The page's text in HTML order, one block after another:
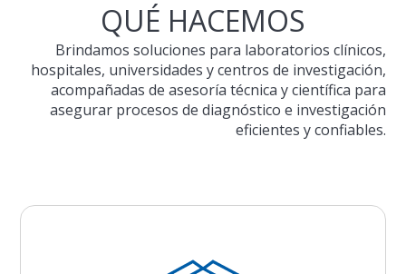
QUÉ HACEMOS
Brindamos soluciones para laboratorios clínicos,
hospitales, universidades y centros de investigación,
acompañadas de asesoría técnica y científica para
asegurar procesos de diagnóstico e investigación
eficientes y confiables.